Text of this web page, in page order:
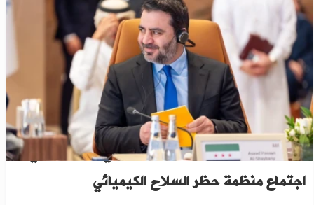
للمرة الأولى بتاريخ سوريا.. الشيباني سيشارك في
اجتماع منظمة حظر السلاح الكيميائي